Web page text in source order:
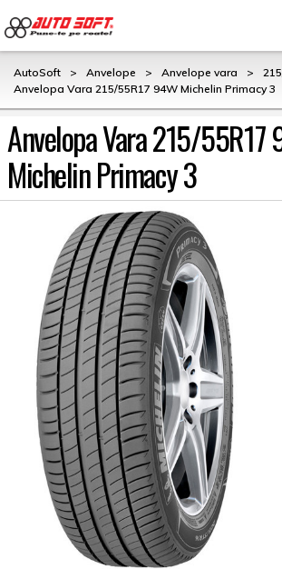
AutoSoft > Anvelope > Anvelope vara >
Anvelopa Vara 215/55R17 94W Michelin Primacy 3
Anvelopa Vara 215/55R17
Michelin Primacy 3